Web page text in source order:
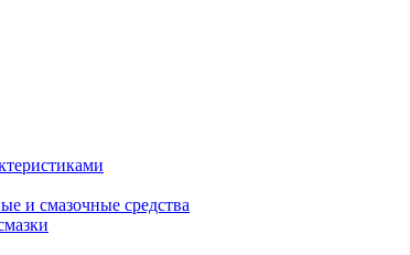
и смазочные средства